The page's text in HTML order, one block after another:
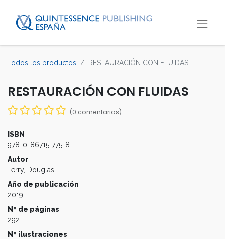
Todos los productos RESTAURACIÓN CON FLUIDAS
RESTAURACIÓN CON FLUIDAS
(0 comentarios)
ISBN
978-0-86715-775-8
Autor
Terry, Douglas
Año de publicación
2019
Nº de páginas
292
Nº ilustraciones